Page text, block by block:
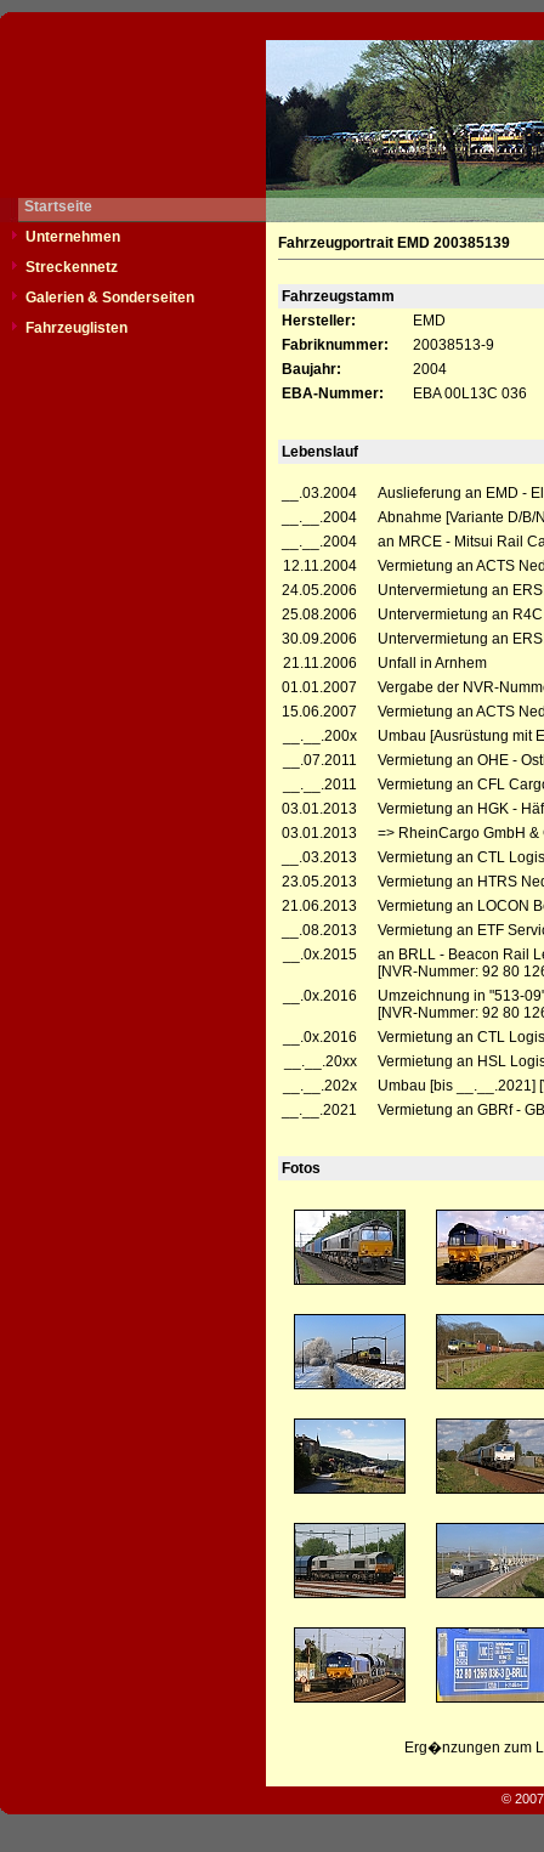
Startseite
Unternehmen
Streckennetz
Galerien & Sonderseiten
Fahrzeuglisten
Fahrzeugportrait EMD 200385139
Fahrzeugstamm
Hersteller:
EMD
Fabriknummer:
20038513-9
Baujahr:
2004
EBA-Nummer:
EBA 00L13C 036
Lebenslauf
__.03.2004
Auslieferung an EMD -
__.__.2004
Abnahme [Variante D/B/
__.__.2004
an MRCE - Mitsui Rail
12.11.2004
Vermietung an ACTS
24.05.2006
Untervermietung an
25.08.2006
Untervermietung an
30.09.2006
Untervermietung an
21.11.2006
Unfall in Arnhem
01.01.2007
Vergabe der NVR-
15.06.2007
Vermietung an ACTS
__.__.200x
Umbau [Ausrüstung mit
__.07.2011
Vermietung an OHE -
__.__.2011
Vermietung an CFL
03.01.2013
Vermietung an HGK -
03.01.2013
=> RheinCargo GmbH &
__.03.2013
Vermietung an CTL
23.05.2013
Vermietung an HTRS
21.06.2013
Vermietung an LOCON
__.08.2013
Vermietung an ETF
__.0x.2015
an BRLL - Beacon Rail
[NVR-Nummer: 92 80
__.0x.2016
Umzeichnung in "513-
[NVR-Nummer: 92 80
__.0x.2016
Vermietung an CTL
__.__.20xx
Vermietung an HSL
__.__.202x
Umbau [bis __.__.2021]
__.__.2021
Vermietung an GBRf -
Fotos
Erg�nzungen zum
©